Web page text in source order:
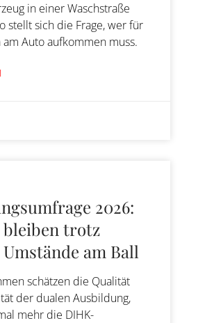
in einer Waschstraße
stellt sich die Frage, wer für
Auto aufkommen muss.
2026:
bleiben trotz
am Ball
schätzen die Qualität
der dualen Ausbildung,
mehr die DIHK-